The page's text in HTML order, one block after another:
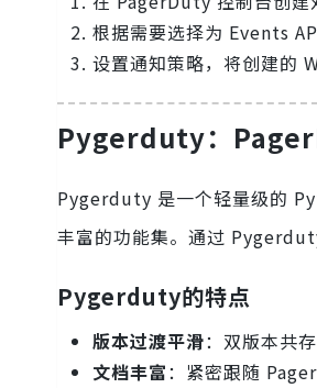
根据需要选择为 Events
设置通知策略，将创建的
Pygerduty：
Pygerduty 是一个轻量级的
丰富的功能集。通过
Pygerduty的特点
版本过渡平滑：双版本共
文档丰富：紧密跟随